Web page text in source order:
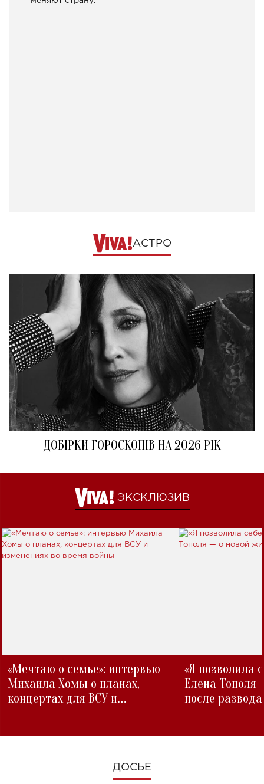
АСТРО
ДОБІРКИ ГОРОСКОПІВ НА 2026 РІК
ЭКСКЛЮЗИВ
«Мечтаю о семье»: интервью
Михаила Хомы о планах,
концертах для ВСУ и
«Я позволила
Елена Тополя
после развода
ДОСЬЕ